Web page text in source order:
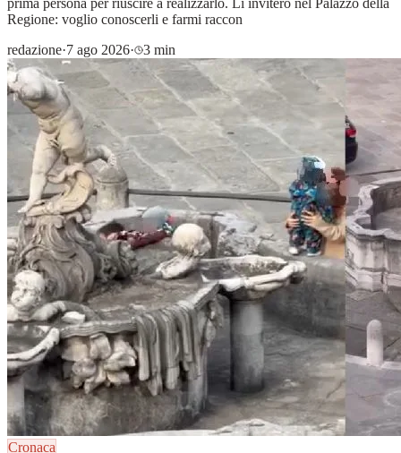
Regione: voglio conoscerli e farmi raccon
redazione·7 ago 2026· 3 min
Cronaca